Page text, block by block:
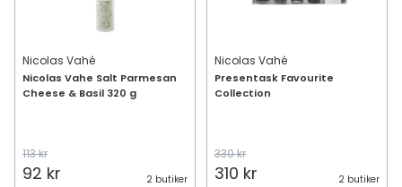
Nicolas Vahé
Nicolas Vahe Salt Parmesan
Cheese & Basil 320 g
113 kr
92 kr 2 butiker
Nicolas Vahé
Presentask Favourite
Collection
330 kr
310 kr 2 butiker